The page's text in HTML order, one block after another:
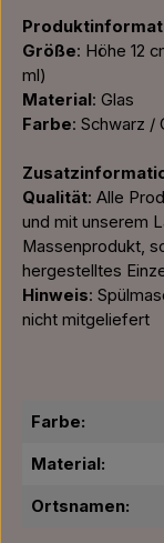
Größe: Höhe 12
ml)
Material: Glas
Farbe: Schwarz /
Qualität: Alle
und mit unserem
Massenprodukt,
hergestelltes
Hinweis:
nicht mitgeliefert
Farbe:
Material:
Ortsnamen: